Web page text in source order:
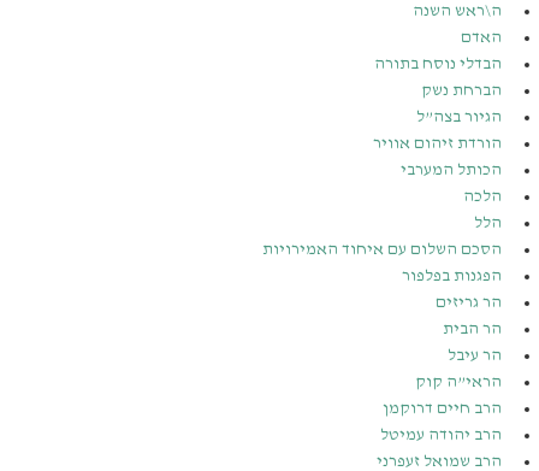
ה\ראש השנה
האדם
הבדלי נוסח בתורה
הברחת נשק
הגיור בצה”ל
הורדת זיהום אוויר
הכותל המערבי
הלכה
הלל
הסכם השלום עם איחוד האמירויות
הפגנות בפלפור
הר גריזים
הר הבית
הר עיבל
הראי”ה קוק
הרב חיים דרוקמן
הרב יהודה עמיטל
הרב שמואל זעפרני